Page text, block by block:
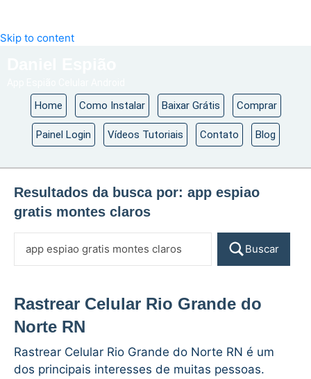
Skip to content
Home Como Instalar Baixar Grátis Comprar
Painel Login Vídeos Tutoriais Contato Blog
Resultados da busca por: app espiao
gratis montes claros
Buscar
Rastrear Celular Rio Grande do
Norte RN
Rastrear Celular Rio Grande do Norte RN é um
dos principais interesses de muitas pessoas.